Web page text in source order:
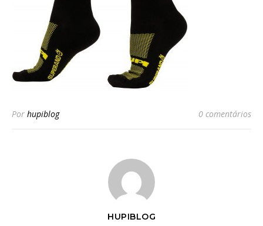
Por hupiblog 0 comentários
HUPIBLOG